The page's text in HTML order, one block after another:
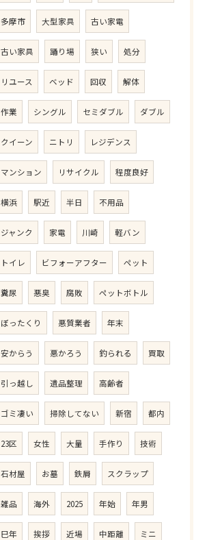
多摩市 大型家具 古い家電
古い家具 踊り場 狭い 処分
リユース ベッド 回収 解体
作業 シングル セミダブル ダブル
クイーン ニトリ レジデンス
マンション リサイクル 程度良好
横浜 駅近 半日 不用品
ジャンク 家電 川崎 軽バン
トイレ ビフォーアフター ペット
糞尿 悪臭 腐敗 ペットボトル
ぼったくり 悪質業者 年末
安からう 悪かろう 釣られる 買取
引っ越し 遺品整理 高齢者
ゴミ凄い 掃除してない 新宿 都内
23区 女性 大量 手作り 技術
石材屋 お墓 鉄屑 スクラップ
雑品 海外 2025 年始 年男
巳年 挨拶 近場 中距離 ミニ